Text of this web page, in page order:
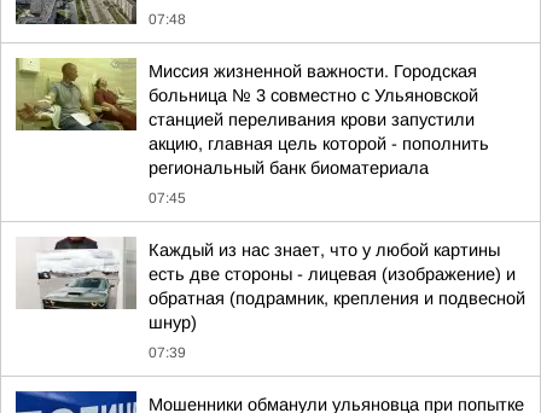
07:48
Миссия жизненной важности. Городская
больница № 3 совместно с Ульяновской
станцией переливания крови запустили
акцию, главная цель которой - пополнить
региональный банк биоматериала
07:45
Каждый из нас знает, что у любой картины
есть две стороны - лицевая (изображение) и
обратная (подрамник, крепления и подвесной
шнур)
07:39
Мошенники обманули ульяновца при попытке